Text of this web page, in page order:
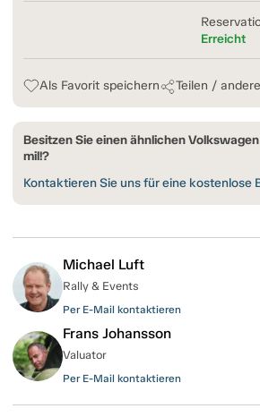
Erreicht
Als Favorit speichern Teilen /
Besitzen Sie einen ähnlichen
mil!?
Kontaktieren Sie uns für eine kostenlose
Michael Luft
Rally & Events
Per E-Mail kontaktieren
Frans Johansson
Valuator
Per E-Mail kontaktieren